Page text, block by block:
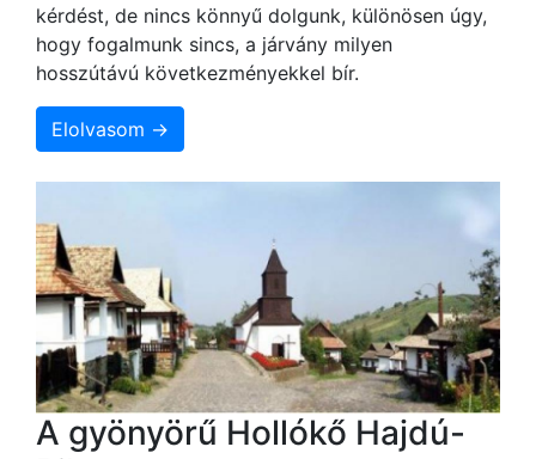
kérdést, de nincs könnyű dolgunk, különösen úgy,
hogy fogalmunk sincs, a járvány milyen
hosszútávú következményekkel bír.
Elolvasom →
A gyönyörű Hollókő Hajdú-